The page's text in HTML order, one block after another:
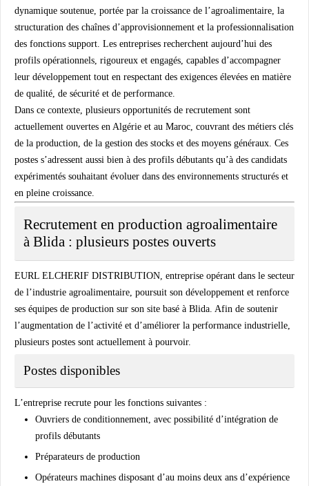
dynamique soutenue, portée par la croissance de l’agroalimentaire, la
structuration des chaînes d’approvisionnement et la professionnalisation
des fonctions support. Les entreprises recherchent aujourd’hui des
profils opérationnels, rigoureux et engagés, capables d’accompagner
leur développement tout en respectant des exigences élevées en matière
de qualité, de sécurité et de performance.
Dans ce contexte, plusieurs opportunités de recrutement sont
actuellement ouvertes en Algérie et au Maroc, couvrant des métiers clés
de la production, de la gestion des stocks et des moyens généraux. Ces
postes s’adressent aussi bien à des profils débutants qu’à des candidats
expérimentés souhaitant évoluer dans des environnements structurés et
en pleine croissance.
Recrutement en production agroalimentaire
à Blida : plusieurs postes ouverts
EURL ELCHERIF DISTRIBUTION, entreprise opérant dans le secteur
de l’industrie agroalimentaire, poursuit son développement et renforce
ses équipes de production sur son site basé à Blida. Afin de soutenir
l’augmentation de l’activité et d’améliorer la performance industrielle,
plusieurs postes sont actuellement à pourvoir.
Postes disponibles
L’entreprise recrute pour les fonctions suivantes :
Ouvriers de conditionnement, avec possibilité d’intégration de
profils débutants
Préparateurs de production
Opérateurs machines disposant d’au moins deux ans d’expérience